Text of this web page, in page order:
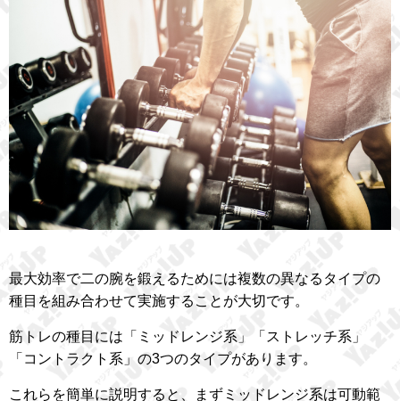
最大効率で二の腕を鍛えるためには複数の異なるタイプの
種目を組み合わせて実施することが大切です。
筋トレの種目には「ミッドレンジ系」「ストレッチ系」
「コントラクト系」の3つのタイプがあります。
これらを簡単に説明すると、まずミッドレンジ系は可動範